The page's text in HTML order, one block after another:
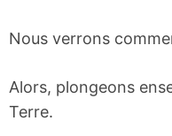
Nous verrons
Alors, plongeons
Terre.